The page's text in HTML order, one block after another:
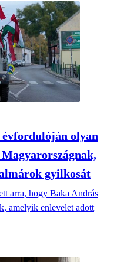
olyan
gyilkosát
arra, hogy Baka András
amelyik enlevelet adott